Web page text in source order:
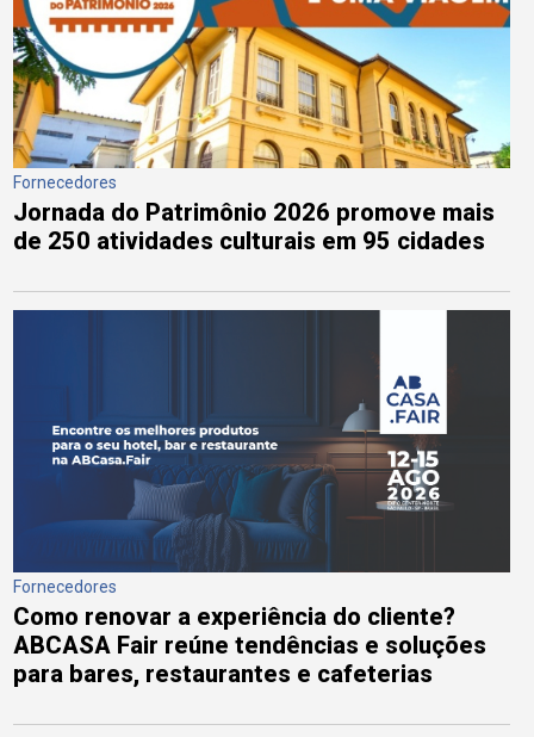
Fornecedores
Jornada do Patrimônio 2026 promove mais
de 250 atividades culturais em 95 cidades
Fornecedores
Como renovar a experiência do cliente?
ABCASA Fair reúne tendências e soluções
para bares, restaurantes e cafeterias